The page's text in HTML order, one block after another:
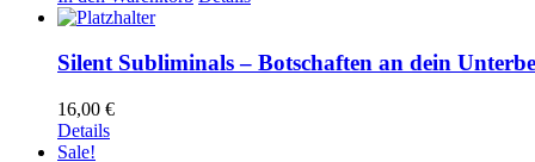
Silent Subliminals – Botschaften an dein
16,00 €
Details
Sale!